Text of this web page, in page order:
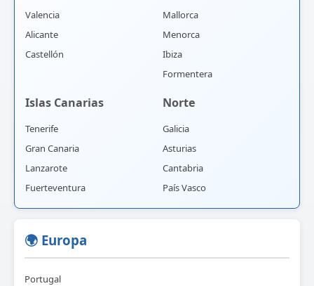
Valencia
Alicante
Castellón
Mallorca
Menorca
Ibiza
Formentera
Islas Canarias
Tenerife
Gran Canaria
Lanzarote
Fuerteventura
Norte
Galicia
Asturias
Cantabria
País Vasco
🌍 Europa
Portugal